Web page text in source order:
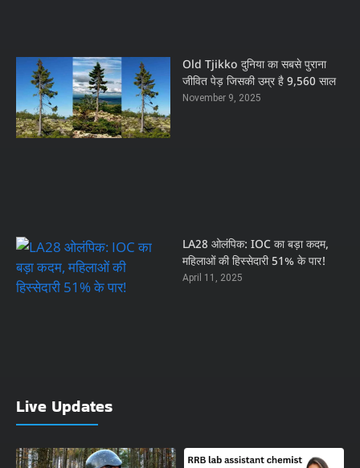
Old Tjikko दुनिया का सबसे पुराना
जीवित पेड़ जिसकी उम्र है 9,560 साल
November 9, 2025
LA28 ओलंपिक: IOC का बड़ा कदम,
महिलाओं की हिस्सेदारी 51% के पार!
April 11, 2025
Live Updates